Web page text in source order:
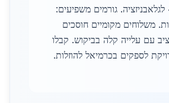
שחורה, 4600 לגלאבניזציה. גורמים משפיעים:
משלוחים מקומיים חוסכים
עם עלייה קלה בביקוש. קבלו
לספקים בכרמיאל להוזלות.